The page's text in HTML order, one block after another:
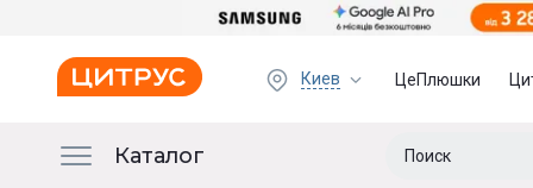
Киев ЦеПлюшки
Каталог